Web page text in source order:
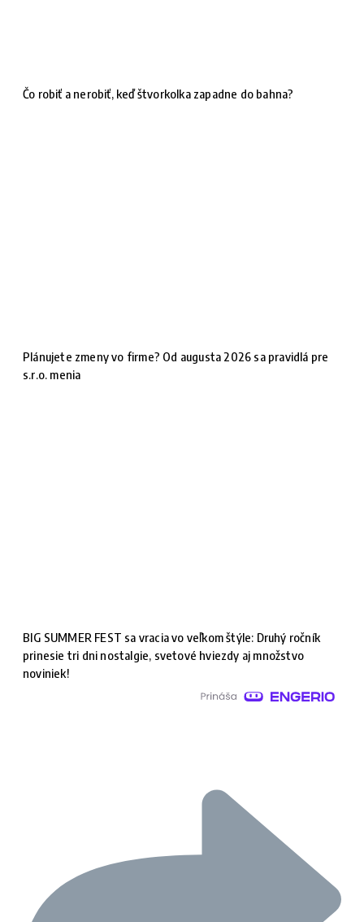
Čo robiť a nerobiť, keď štvorkolka zapadne do bahna?
Plánujete zmeny vo firme? Od augusta 2026 sa pravidlá pre
s.r.o. menia
BIG SUMMER FEST sa vracia vo veľkom štýle: Druhý ročník
prinesie tri dni nostalgie, svetové hviezdy aj množstvo
noviniek!